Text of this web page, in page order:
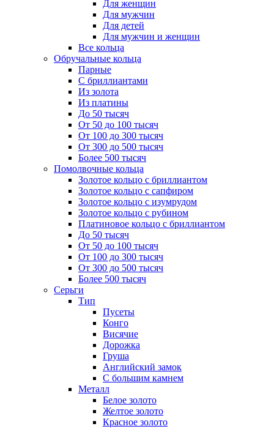
Для женщин
Для мужчин
Для детей
Для мужчин и женщин
Все кольца
Обручальные кольца
Парные
С бриллиантами
Из золота
Из платины
До 50 тысяч
От 50 до 100 тысяч
От 100 до 300 тысяч
От 300 до 500 тысяч
Более 500 тысяч
Помолвочные кольца
Золотое кольцо с бриллиантом
Золотое кольцо с сапфиром
Золотое кольцо с изумрудом
Золотое кольцо с рубином
Платиновое кольцо с бриллиантом
До 50 тысяч
От 50 до 100 тысяч
От 100 до 300 тысяч
От 300 до 500 тысяч
Более 500 тысяч
Серьги
Тип
Пусеты
Конго
Висячие
Дорожка
Груша
Английский замок
С большим камнем
Металл
Белое золото
Желтое золото
Красное золото